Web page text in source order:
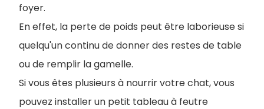
foyer.
En effet, la perte de poids peut être laborieuse si
quelqu'un continu de donner des restes de table
ou de remplir la gamelle.
Si vous êtes plusieurs à nourrir votre chat, vous
pouvez installer un petit tableau à feutre